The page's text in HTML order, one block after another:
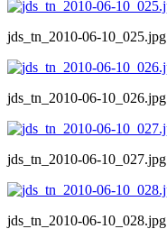
jds_tn_2010-06-10_025.jpg
jds_tn_2010-06-10_026.jpg
jds_tn_2010-06-10_027.jpg
jds_tn_2010-06-10_028.jpg